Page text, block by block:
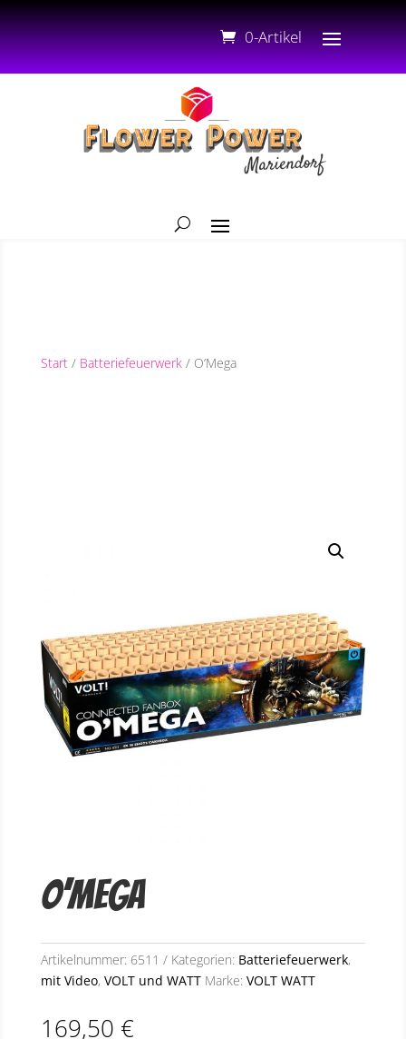
0-Artikel
Start/ Batteriefeuerwerk/ O’Mega
O’Mega
Artikelnummer: 6511 Kategorien: Batteriefeuerwerk,
mit Video, VOLT und WATT Marke: VOLT WATT
169,50 €